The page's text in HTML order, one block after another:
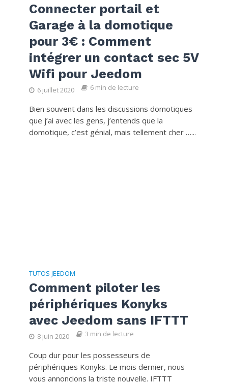
Connecter portail et
Garage à la domotique
pour 3€ : Comment
intégrer un contact sec 5V
Wifi pour Jeedom
6 juillet 2020 6 min de lecture
Bien souvent dans les discussions domotiques
que j’ai avec les gens, j’entends que la
domotique, c’est génial, mais tellement cher …...
TUTOS JEEDOM
Comment piloter les
périphériques Konyks
avec Jeedom sans IFTTT
8 juin 2020 3 min de lecture
Coup dur pour les possesseurs de
périphériques Konyks. Le mois dernier, nous
vous annoncions la triste nouvelle. IFTTT